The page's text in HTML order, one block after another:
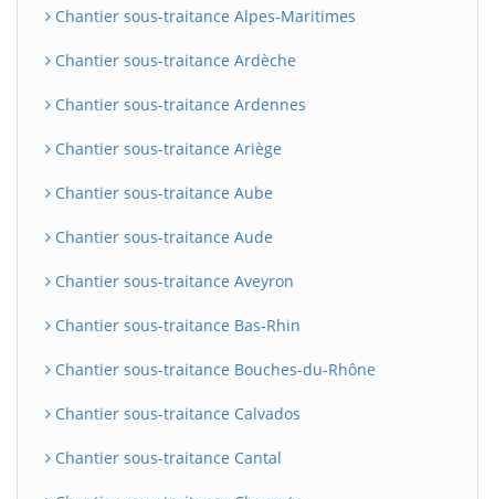
Chantier sous-traitance Alpes-Maritimes
Chantier sous-traitance Ardèche
Chantier sous-traitance Ardennes
Chantier sous-traitance Ariège
Chantier sous-traitance Aube
Chantier sous-traitance Aude
Chantier sous-traitance Aveyron
Chantier sous-traitance Bas-Rhin
Chantier sous-traitance Bouches-du-Rhône
Chantier sous-traitance Calvados
Chantier sous-traitance Cantal